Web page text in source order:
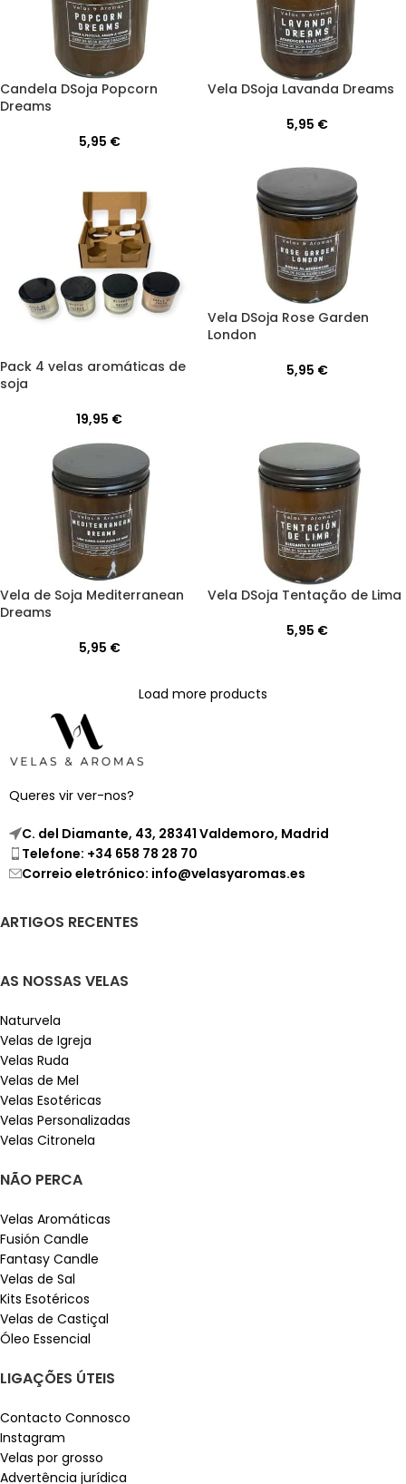
Candela DSoja Popcorn
Dreams
5,95 €
Vela DSoja Lavanda Dreams
5,95 €
Pack 4 velas aromáticas de
soja
19,95 €
Vela DSoja Rose Garden
London
5,95 €
Vela de Soja Mediterranean
Dreams
5,95 €
Vela DSoja Tentação de Lima
5,95 €
Load more products
Queres vir ver-nos?
C. del Diamante, 43, 28341 Valdemoro, Madrid
Telefone: +34 658 78 28 70
Correio eletrónico: info@velasyaromas.es
ARTIGOS RECENTES
AS NOSSAS VELAS
Naturvela
Velas de Igreja
Velas Ruda
Velas de Mel
Velas Esotéricas
Velas Personalizadas
Velas Citronela
NÃO PERCA
Velas Aromáticas
Fusión Candle
Fantasy Candle
Velas de Sal
Kits Esotéricos
Velas de Castiçal
Óleo Essencial
LIGAÇÕES ÚTEIS
Contacto Connosco
Instagram
Velas por grosso
Advertência jurídica